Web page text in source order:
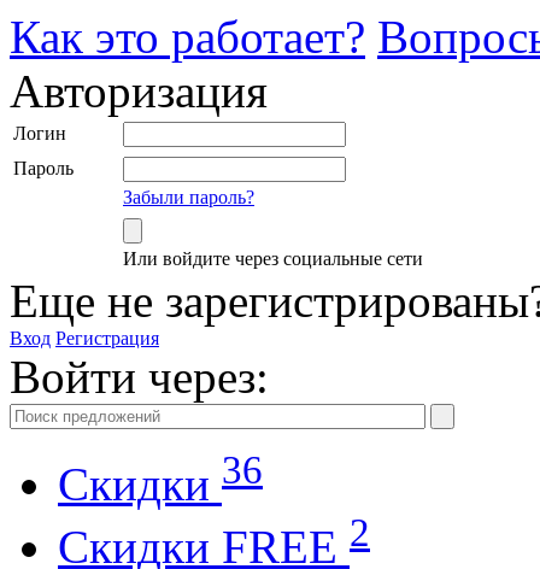
Как это работает?
Авторизация
Логин
Пароль
Забыли пароль?
Или войдите через социальные сети
Еще не
Вход Регистрация
Войти через:
Скидки 36
Cкидки FREE 2